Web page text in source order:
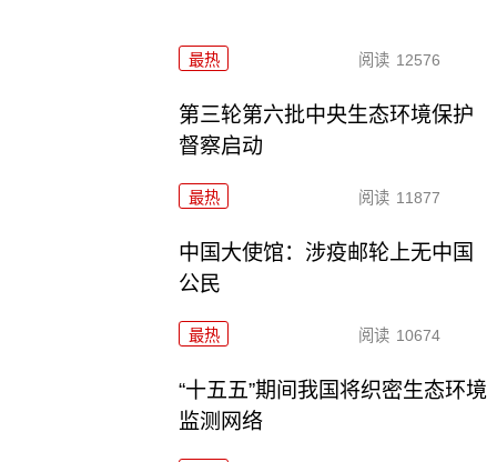
最热 阅读 12576
第三轮第六批中央生态环境保护
督察启动
最热 阅读 11877
中国大使馆：涉疫邮轮上无中国
公民
最热 阅读 10674
“十五五”期间我国将织密生态环境
监测网络